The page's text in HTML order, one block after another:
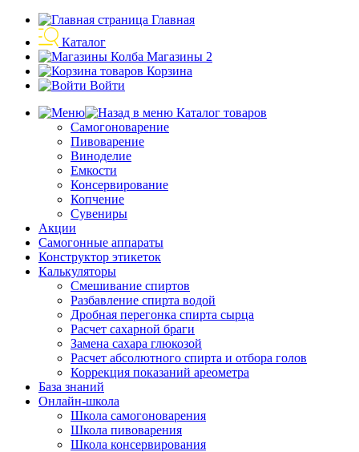
Главная
Каталог
Магазины 2
Корзина
Войти
Каталог товаров
Самогоноварение
Пивоварение
Виноделие
Емкости
Консервирование
Копчение
Сувениры
Акции
Самогонные аппараты
Конструктор этикеток
Калькуляторы
Cмешивание спиртов
Разбавление спирта водой
Дробная перегонка спирта сырца
Расчет сахарной браги
Замена сахара глюкозой
Расчет абсолютного спирта и отбора голов
Коррекция показаний ареометра
База знаний
Онлайн-школа
Школа самогоноварения
Школа пивоварения
Школа консервирования